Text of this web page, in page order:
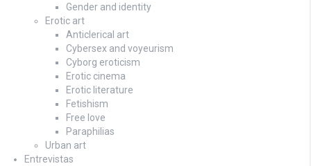
Gender and identity
Erotic art
Anticlerical art
Cybersex and voyeurism
Cyborg eroticism
Erotic cinema
Erotic literature
Fetishism
Free love
Paraphilias
Urban art
Entrevistas